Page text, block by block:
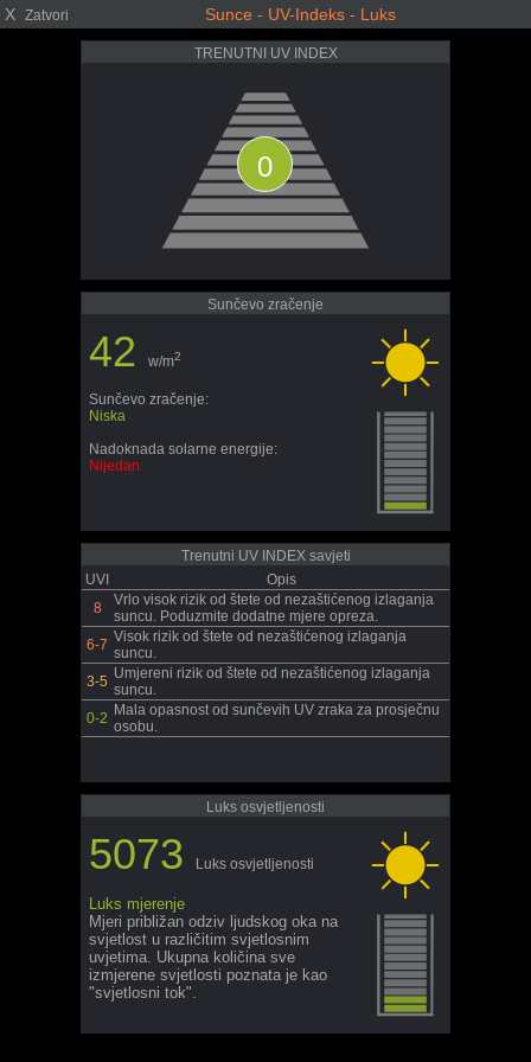
X Zatvori Sunce - UV-Indeks - Luks
TRENUTNI UV INDEX
0
Sunčevo zračenje
42 w/m2
Sunčevo zračenje:
Niska
Nadoknada solarne energije:
Nijedan
Trenutni UV INDEX savjeti
UVI
Opis
8
Vrlo visok rizik od štete od nezaštićenog izlaganja
suncu. Poduzmite dodatne mjere opreza.
6-7 Visok rizik od štete od nezaštićenog izlaganja
suncu.
3-5 Umjereni rizik od štete od nezaštićenog izlaganja
suncu.
0-2 Mala opasnost od sunčevih UV zraka za prosječnu
osobu.
Luks osvjetljenosti
5073 Luks osvjetljenosti
Luks mjerenje
Mjeri približan odziv ljudskog oka na
svjetlost u različitim svjetlosnim
uvjetima. Ukupna količina sve
izmjerene svjetlosti poznata je kao
"svjetlosni tok".